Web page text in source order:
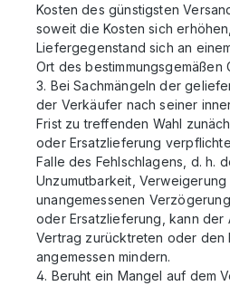
Kosten des günstigsten
soweit die Kosten sich
Liefergegenstand sich an
Ort des bestimmungsgemäßen
3. Bei Sachmängeln der
der Verkäufer nach seiner
Frist zu treffenden Wahl
oder Ersatzlieferung
Falle des Fehlschlagens, d. h.
Unzumutbarkeit,
unangemessenen
oder Ersatzlieferung, kann der
Vertrag zurücktreten oder den
angemessen mindern.
4. Beruht ein Mangel auf dem